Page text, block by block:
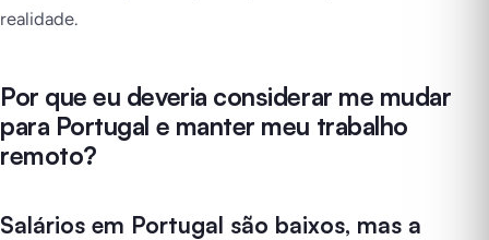
realidade.
Por que eu deveria considerar me mudar
para Portugal e manter meu trabalho
remoto?
Salários em Portugal são baixos, mas a